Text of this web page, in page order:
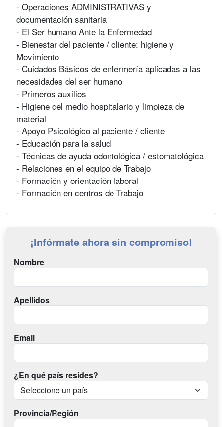
- Operaciones ADMINISTRATIVAS y
documentación sanitaria
- El Ser humano Ante la Enfermedad
- Bienestar del paciente / cliente: higiene y
Movimiento
- Cuidados Básicos de enfermería aplicadas a las
necesidades del ser humano
- Primeros auxilios
- Higiene del medio hospitalario y limpieza de
material
- Apoyo Psicológico al paciente / cliente
- Educación para la salud
- Técnicas de ayuda odontológica / estomatológica
- Relaciones en el equipo de Trabajo
- Formación y orientación laboral
- Formación en centros de Trabajo
¡Infórmate ahora sin compromiso!
Nombre
Apellidos
Email
¿En qué país resides?
Provincia/Región